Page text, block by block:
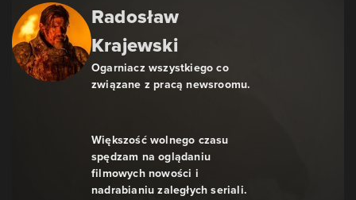
Radosław
Krajewski
Ogarniacz wszystkiego co
związane z pracą newsroomu.
Większość wolnego czasu
spędzam na oglądaniu
filmowych nowości i
nadrabianiu zaległych seriali.